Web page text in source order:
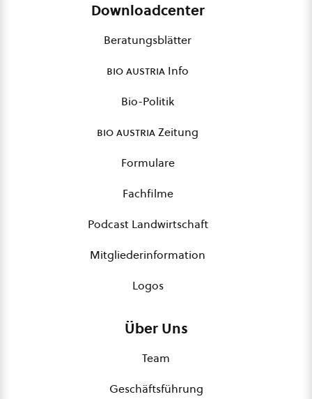
Downloadcenter
Beratungsblätter
bio austria Info
Bio-Politik
bio austriaZeitung
Formulare
Fachfilme
Podcast Landwirtschaft
Mitgliederinformation
Logos
Über Uns
Team
Geschäftsführung